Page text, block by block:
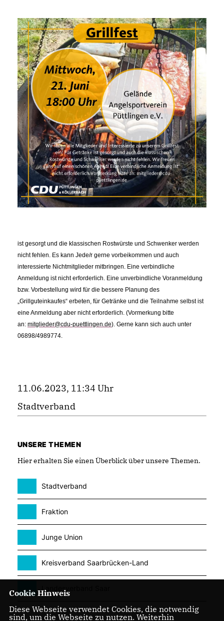
ist gesorgt und die klassischen Rostwürste und Schwenker werden
nicht fehlen. Es kann Jede/r gerne vorbeikommen und auch
interessierte Nichtmitglieder mitbringen. Eine verbindliche
Anmeldung ist nicht erforderlich. Eine unverbindliche Voranmeldung
bzw. Vorbestellung wird für die bessere Planung des
Grillguteinkaufes“ erbeten, für Getränke und die Teilnahme selbst ist
eine Anmeldung aber nicht erforderlich. (Vormerkung bitte
an: mitglieder@cdu-puettlingen.de). Gerne kann sich auch unter
06898/4989774.
11.06.2023, 11:34 Uhr
Stadtverband
UNSERE THEMEN
Hier erhalten Sie einen Überblick über unsere Themen.
Stadtverband
Fraktion
Junge Union
Kreisverband Saarbrücken-Land
Landesverband Saar
Cookie Hinweis
Diese Webseite verwendet Cookies, die notwendig
sind, um die Webseite zu nutzen. Weiterhin